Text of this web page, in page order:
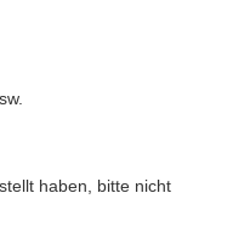
haben, bitte nicht